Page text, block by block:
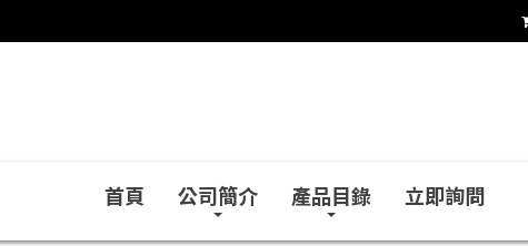
首頁 公司簡介 產品目錄 立即詢問